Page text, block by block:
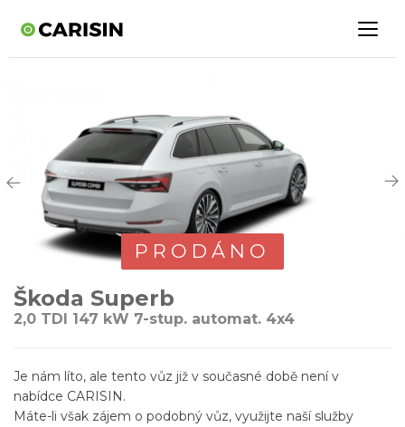
PRODÁNO
Škoda Superb
2,0 TDI 147 kW 7-stup. automat. 4x4
Je nám líto, ale tento vůz již v současné době není v
nabídce CARISIN.
Máte-li však zájem o podobný vůz, využijte naší služby